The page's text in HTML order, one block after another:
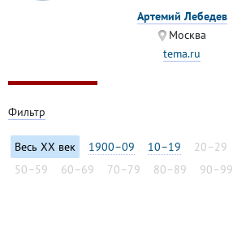
Артемий Лебедев
Москва
tema.ru
Весь XX век 1900–09 10–19 20–29
50–59
60–69 70–79 80–89 90–99
Фильтр